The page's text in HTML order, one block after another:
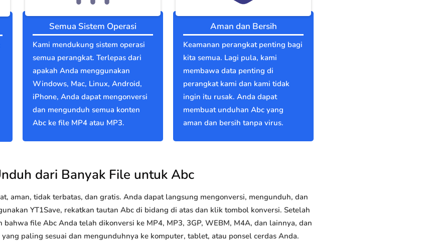
Semua Sistem Operasi
Kami mendukung sistem operasi
semua perangkat. Terlepas dari
apakah Anda menggunakan
Windows, Mac, Linux, Android,
iPhone, Anda dapat mengonversi
dan mengunduh semua konten
Abc ke file MP4 atau MP3.
Aman dan Bersih
Keamanan perangkat penting bagi
kita semua. Lagi pula, kami
membawa data penting di
perangkat kami dan kami tidak
ingin itu rusak. Anda dapat
membuat unduhan Abc yang
aman dan bersih tanpa virus.
dari Banyak File untuk Abc
aman, tidak terbatas, dan gratis. Anda dapat langsung mengonversi, mengunduh, dan
YT1Save, rekatkan tautan Abc di bidang di atas dan klik tombol konversi. Setelah
bahwa file Abc Anda telah dikonversi ke MP4, MP3, 3GP, WEBM, M4A, dan lainnya, dan
paling sesuai dan mengunduhnya ke komputer, tablet, atau ponsel cerdas Anda.